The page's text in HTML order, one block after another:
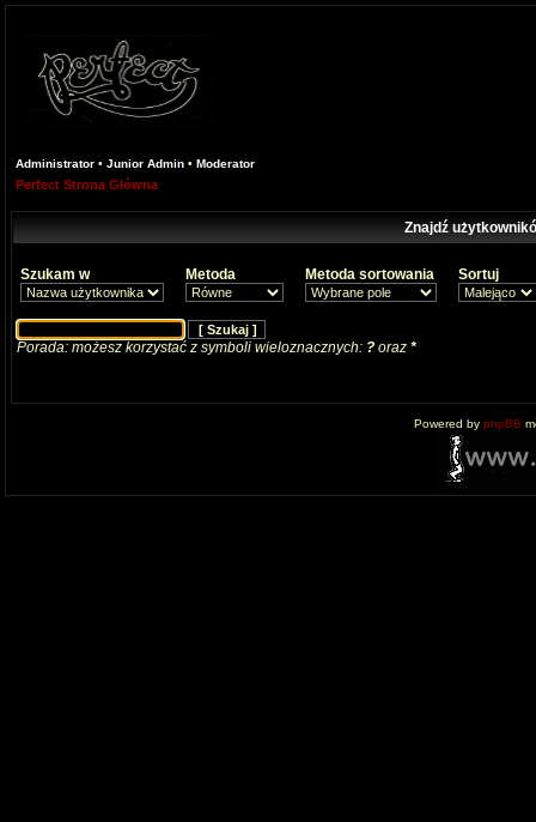
Administrator • Junior Admin • Moderator
Perfect Strona Główna
Znajdź
Szukam w Metoda Metoda sortowania Sortuj
Porada: możesz korzystać z symboli wieloznacznych: ? oraz *
Powered by phpBB